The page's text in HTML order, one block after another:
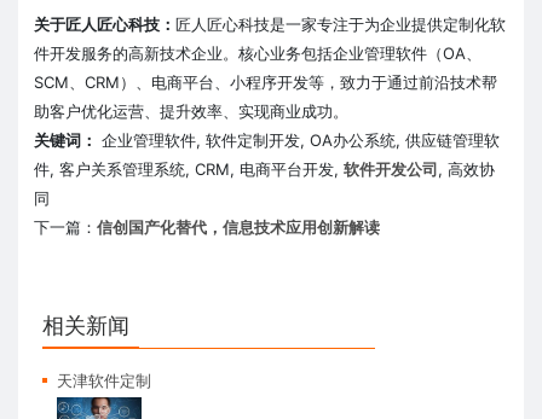
关于匠人匠心科技： 匠人匠心科技是一家专注于为企业提供定制化软
件开发服务的高新技术企业。核心业务包括企业管理软件（OA、
SCM、CRM）、电商平台、小程序开发等，致力于通过前沿技术帮
助客户优化运营、提升效率、实现商业成功。
关键词： 企业管理软件, 软件定制开发, OA办公系统, 供应链管理软
件, 客户关系管理系统, CRM, 电商平台开发, 软件开发公司, 高效协
同
下一篇： 信创国产化替代，信息技术应用创新解读
相关新闻
天津软件定制